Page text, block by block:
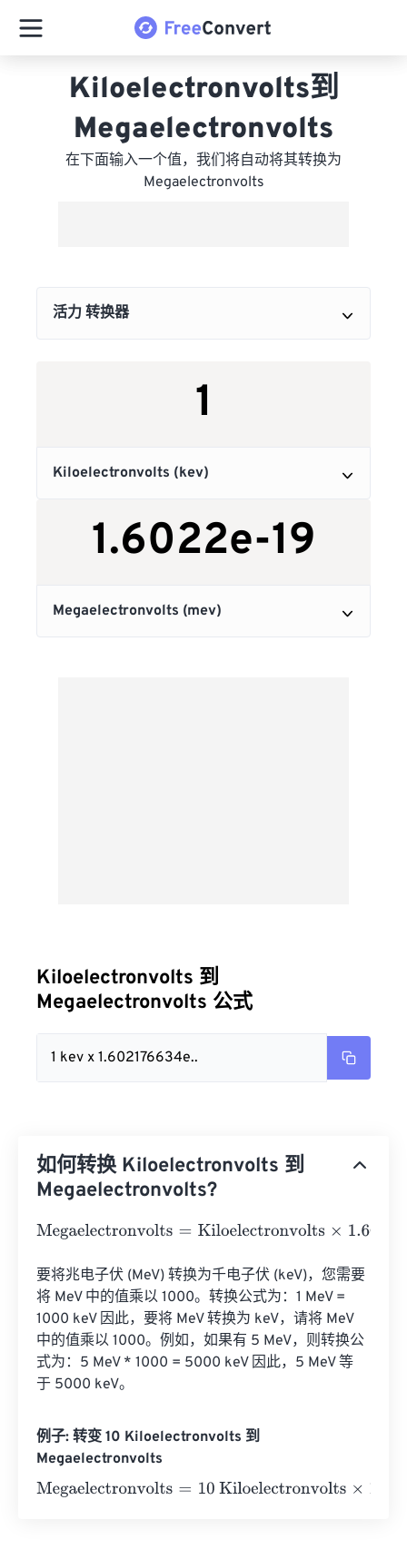
Kiloelectronvolts到
Megaelectronvolts
在下面输入一个值，我们将自动将其转换为
Megaelectronvolts
Kiloelectronvolts 到
Megaelectronvolts 公式
1 kev x 1.602176634e..
如何转换 Kiloelectronvolts 到
Megaelectronvolts?
Megaelectronvolts=Kiloelectronvolts×1.602176634
要将兆电子伏 (MeV) 转换为千电子伏 (keV)，您需要
将 MeV 中的值乘以 1000。转换公式为：1 MeV =
1000 keV 因此，要将 MeV 转换为 keV，请将 MeV
中的值乘以 1000。例如，如果有 5 MeV，则转换公
式为：5 MeV * 1000 = 5000 keV 因此，5 MeV 等
于 5000 keV。
例子: 转变 10 Kiloelectronvolts 到
Megaelectronvolts
Megaelectronvolts=10 Kiloelectronvolts×1.602176634